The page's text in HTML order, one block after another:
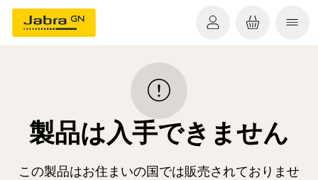
製品は入手できません
この製品はお住まいの国では販売されておりませ